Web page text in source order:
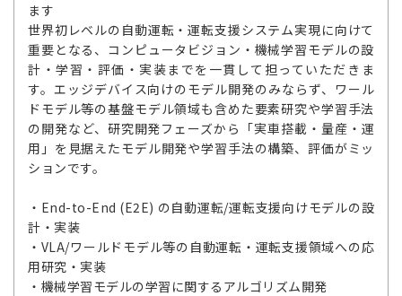
ます
世界初レベルの自動運転・運転支援システム実現に向けて
重要となる、コンピュータビジョン・機械学習モデルの設
計・学習・評価・実装までを一貫して担っていただきま
す。エッジデバイス向けのモデル開発のみならず、ワール
ドモデル等の基盤モデル領域も含めた要素研究や学習手法
の開発など、研究開発フェーズから「実車搭載・量産・運
用」を見据えたモデル開発や学習手法の構築、評価がミッ
ションです。
・End-to-End (E2E) の自動運転/運転支援向けモデルの設
計・実装
・VLA/ワールドモデル等の自動運転・運転支援領域への応
用研究・実装
・機械学習モデルの学習に関するアルゴリズム開発